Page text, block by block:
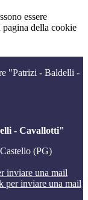
essere
della cookie
"Patrizi - Baldelli -
- Cavallotti"
(PG)
inviare una mail
per inviare una mail